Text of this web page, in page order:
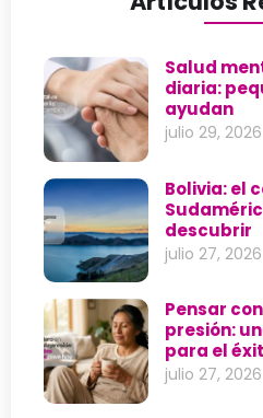
Salud
diaria:
ayudan
julio 29, 2026
Bolivia: el
descubrir
julio 27, 2026
Pensar
presión:
para el
julio 27, 2026